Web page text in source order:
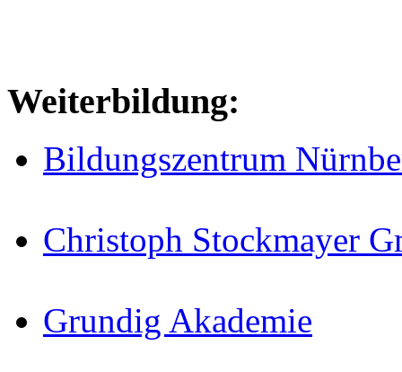
Weiterbildung:
Bildungszentrum
Christoph Stockmayer
Grundig Akademie